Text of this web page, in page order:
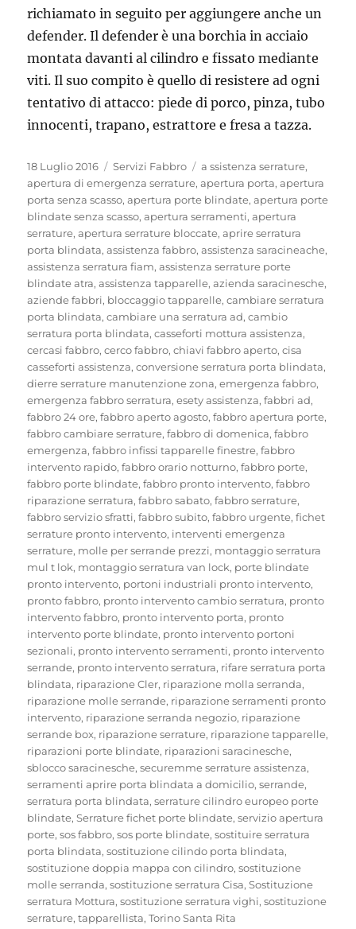
richiamato in seguito per aggiungere anche un
defender. Il defender è una borchia in acciaio
montata davanti al cilindro e fissato mediante
viti. Il suo compito è quello di resistere ad ogni
tentativo di attacco: piede di porco, pinza, tubo
innocenti, trapano, estrattore e fresa a tazza.
Pubblicato
il
18 Luglio 2016 Categorie
Servizi Fabbro Tag
a ssistenza serrature,
apertura di emergenza serrature,apertura porta,apertura
porta senza scasso,apertura porte blindate,apertura porte
blindate senza scasso,apertura serramenti,apertura
serrature,apertura serrature bloccate,aprire serratura
porta blindata,assistenza fabbro,assistenza saracineache,
assistenza serratura fiam,assistenza serrature porte
blindate atra,assistenza tapparelle,azienda saracinesche,
aziende fabbri, bloccaggio tapparelle,cambiare serratura
porta blindata,cambiare una serratura ad,cambio
serratura porta blindata,casseforti mottura assistenza,
cercasi fabbro,cerco fabbro,chiavi fabbro aperto,cisa
casseforti assistenza,conversione serratura porta blindata,
dierre serrature manutenzione zona,emergenza fabbro,
emergenza fabbro serratura,esety assistenza,fabbri ad,
fabbro 24 ore,fabbro aperto agosto,fabbro apertura porte,
fabbro cambiare serrature,fabbro di domenica,fabbro
emergenza,fabbro infissi tapparelle finestre,fabbro
intervento rapido,fabbro orario notturno,fabbro porte,
fabbro porte blindate,fabbro pronto intervento,fabbro
riparazione serratura,fabbro sabato,fabbro serrature,
fabbro servizio sfratti,fabbro subito,fabbro urgente,fichet
serrature pronto intervento, interventi emergenza
serrature, molle per serrande prezzi, montaggio serratura
mul t lok, montaggio serratura van lock, porte blindate
pronto intervento, portoni industriali pronto intervento,
pronto fabbro, pronto intervento cambio serratura, pronto
intervento fabbro, pronto intervento porta, pronto
intervento porte blindate, pronto intervento portoni
sezionali, pronto intervento serramenti, pronto intervento
serrande, pronto intervento serratura, rifare serratura porta
blindata, riparazione Cler, riparazione molla serranda,
riparazione molle serrande, riparazione serramenti pronto
intervento, riparazione serranda negozio, riparazione
serrande box, riparazione serrature, riparazione tapparelle,
riparazioni porte blindate, riparazioni saracinesche,
sblocco saracinesche,securemme serrature assistenza,
serramenti aprire porta blindata a domicilio,serrande,
serratura porta blindata,serrature cilindro europeo porte
blindate,Serrature fichet porte blindate,servizio apertura
porte,sos fabbro,sos porte blindate,sostituire serratura
porta blindata,sostituzione cilindo porta blindata,
sostituzione doppia mappa con cilindro,sostituzione
molle serranda,sostituzione serratura Cisa,Sostituzione
serratura Mottura,sostituzione serratura vighi,sostituzione
serrature,tapparellista,Torino Santa Rita